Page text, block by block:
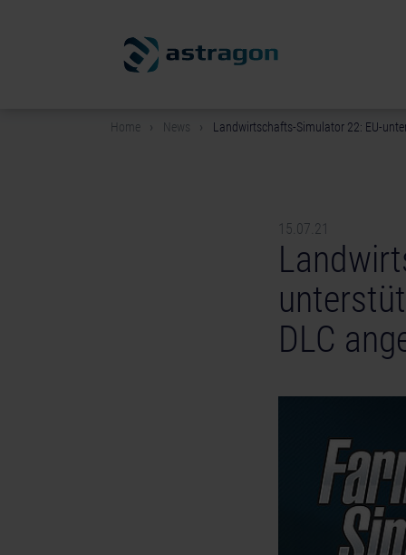
Home News Landwirtschafts-Simulator 22: EU-
15.07.21
DLC